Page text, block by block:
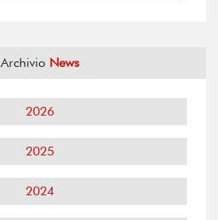
Archivio News
2026
2025
2024